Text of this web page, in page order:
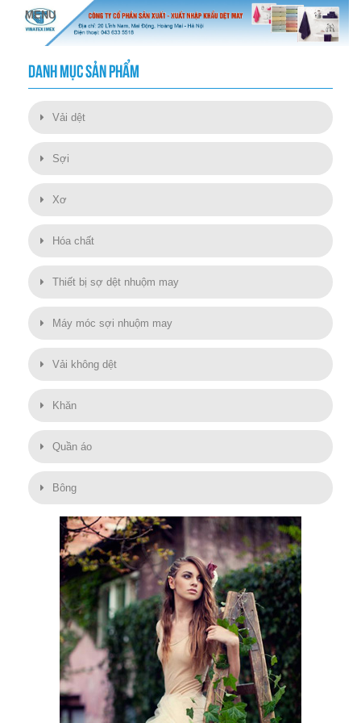
DANH MỤC SẢN PHẨM
Vải dệt
Sợi
Xơ
Hóa chất
Thiết bị sợ dệt nhuộm may
Máy móc sợi nhuộm may
Vải không dệt
Khăn
Quần áo
Bông